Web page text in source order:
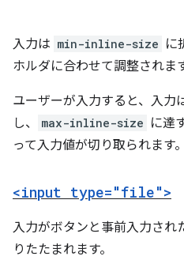
入力は min-inline-size に
ホルダに合わせて調整されます
ユーザーが入力すると、入力
し、
max-inline-size に達
って入力値が切り取られます。
<input type="file">
入力がボタンと事前入力され
りたたまれます。